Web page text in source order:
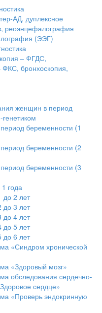
АД, дуплексное
реоэнцефалография
(ЭЭГ)
– ФГДС,
бронхоскопия,
женщин в период
беременности (1
беременности (2
беременности (3
года
до 2 лет
до 3 лет
до 4 лет
до 5 лет
до 6 лет
«Синдром хронической
«Здоровый мозг»
обследования сердечно-
сердце»
«Проверь эндокринную